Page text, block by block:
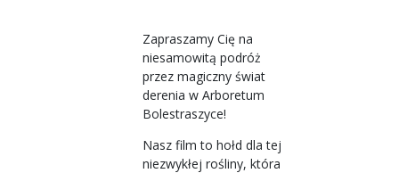
Zapraszamy Cię na
niesamowitą podróż
przez magiczny świat
derenia w Arboretum
Bolestraszyce!
Nasz film to hołd dla tej
niezwykłej rośliny, która